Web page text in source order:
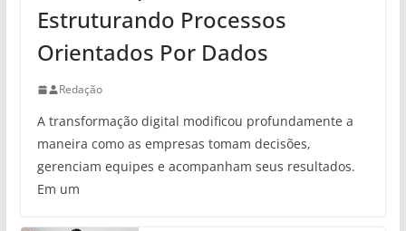
Estruturando Processos
Orientados Por Dados
Redação
A transformação digital modificou profundamente a
maneira como as empresas tomam decisões,
gerenciam equipes e acompanham seus resultados.
Em um